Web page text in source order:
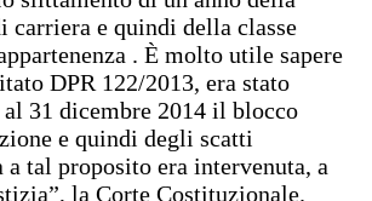
carriera e quindi della classe
. È molto utile sapere
DPR 122/2013, era stato
31 dicembre 2014 il blocco
e quindi degli scatti
tal proposito era intervenuta, a
la Corte Costituzionale.